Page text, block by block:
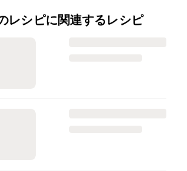
レシピに関連するレシピ